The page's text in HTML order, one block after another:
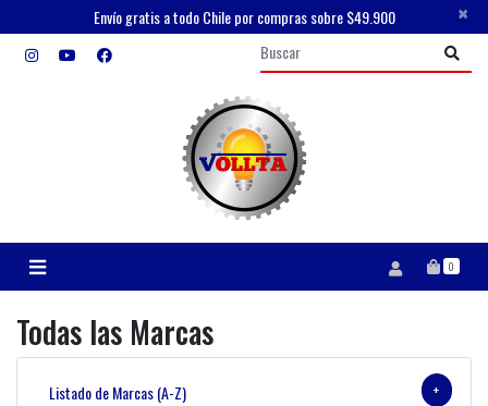
Envío gratis a todo Chile por compras sobre $49.900 ×
0
Todas las Marcas
Listado de Marcas (A-Z) +